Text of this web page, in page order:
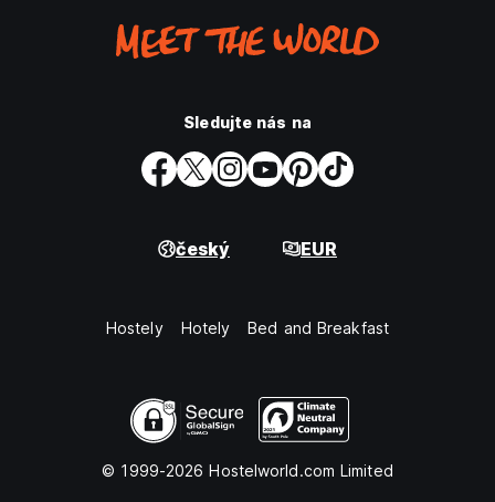
Sledujte nás na
český EUR
Hostely Hotely Bed and Breakfast
© 1999-2026 Hostelworld.com Limited